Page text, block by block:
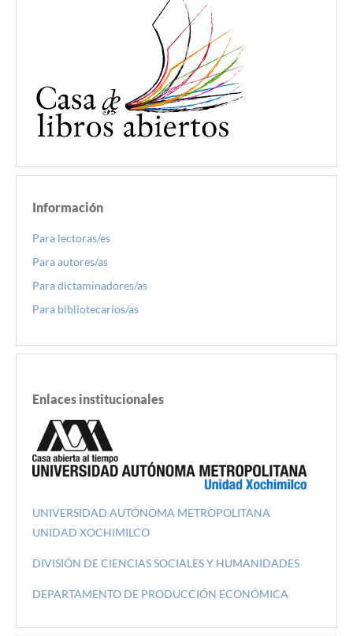
Información
Para lectoras/es
Para autores/as
Para dictaminadores/as
Para bibliotecarios/as
Enlaces institucionales
UNIVERSIDAD AUTÓNOMA METROPOLITANA
UNIDAD XOCHIMILCO
DIVISIÓN DE CIENCIAS SOCIALES Y HUMANIDADES
DEPARTAMENTO DE PRODUCCIÓN ECONÓMICA